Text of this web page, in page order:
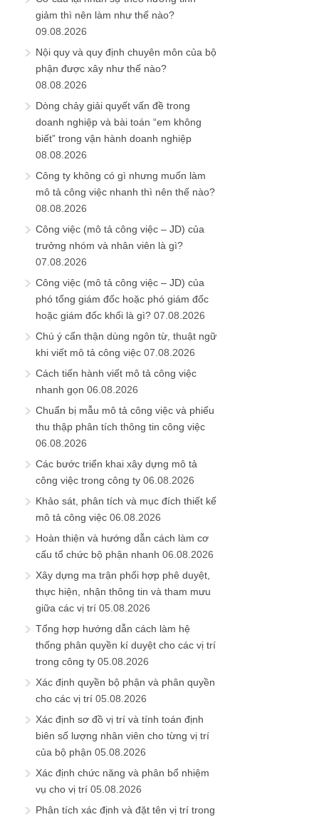
giảm thì nên làm như thế nào?
09.08.2026
Nội quy và quy định chuyên môn của bộ
phận được xây như thế nào?
08.08.2026
Dòng chảy giải quyết vấn đề trong
doanh nghiệp và bài toán “em không
biết” trong vận hành doanh nghiệp
08.08.2026
Công ty không có gì nhưng muốn làm
mô tả công việc nhanh thì nên thế nào?
08.08.2026
Công việc (mô tả công việc – JD) của
trưởng nhóm và nhân viên là gì?
07.08.2026
Công việc (mô tả công việc – JD) của
phó tổng giám đốc hoặc phó giám đốc
hoặc giám đốc khối là gì? 07.08.2026
Chú ý cẩn thận dùng ngôn từ, thuật ngữ
khi viết mô tả công việc 07.08.2026
Cách tiến hành viết mô tả công việc
nhanh gọn 06.08.2026
Chuẩn bị mẫu mô tả công việc và phiếu
thu thập phân tích thông tin công việc
06.08.2026
Các bước triển khai xây dựng mô tả
công việc trong công ty 06.08.2026
Khảo sát, phân tích và mục đích thiết kế
mô tả công việc 06.08.2026
Hoàn thiện và hướng dẫn cách làm cơ
cấu tổ chức bộ phận nhanh 06.08.2026
Xây dựng ma trận phối hợp phê duyệt,
thực hiện, nhận thông tin và tham mưu
giữa các vị trí 05.08.2026
Tổng hợp hướng dẫn cách làm hệ
thống phân quyền kí duyệt cho các vị trí
trong công ty 05.08.2026
Xác định quyền bộ phận và phân quyền
cho các vị trí 05.08.2026
Xác định sơ đồ vị trí và tính toán định
biên số lượng nhân viên cho từng vị trí
của bộ phận 05.08.2026
Xác định chức năng và phân bổ nhiệm
vụ cho vị trí 05.08.2026
Phân tích xác định và đặt tên vị trí trong